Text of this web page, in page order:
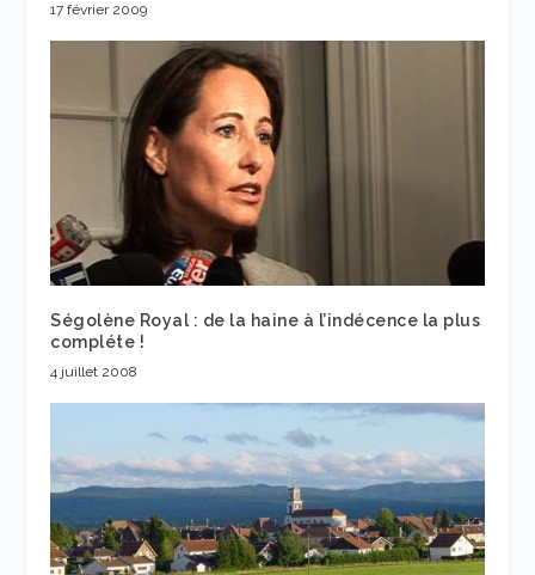
17 février 2009
Ségolène Royal : de la haine à l’indécence la plus
compléte !
4 juillet 2008